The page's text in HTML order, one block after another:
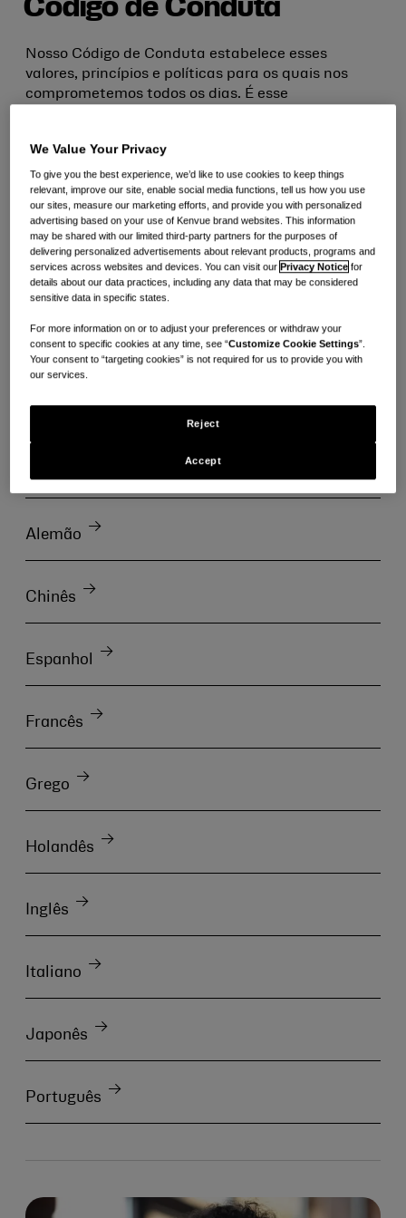
Código de Conduta
Nosso Código de Conduta estabelece esses
valores, princípios e políticas para os quais nos
comprometemos todos os dias. É esse
que guia nosso sucesso e fortalece nossa
reputação.
Vivenciar o código
nosso planeta, os cuidados diários são a estrela-
guia da Kenvue, orientando a forma como
tratamos nosso pessoal, inovamos, conduzindo
Selecione o idioma de sua preferência para ver
Alemão
Chinês
Espanhol
Francês
Grego
Holandês
Inglês
Italiano
Japonês
Português
We Value Your Privacy
To give you the best experience, we’d like to use cookies to keep things
relevant, improve our site, enable social media functions, tell us how you use
our sites, measure our marketing efforts, and provide you with personalized
advertising based on your use of Kenvue brand websites. This information
may be shared with our limited third-party partners for the purposes of
delivering personalized advertisements about relevant products, programs and
services across websites and devices. You can visit ourPrivacy Notice for
details about our data practices, including any data that may be considered
sensitive data in specific states.
For more information on or to adjust your preferences or withdraw your
consent to specific cookies at any time, see “Customize Cookie Settings”.
Your consent to “targeting cookies” is not required for us to provide you with
our services.
Reject
Accept